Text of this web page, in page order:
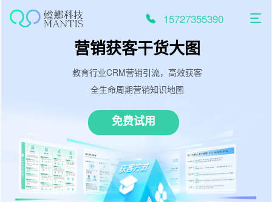
15727355390
营销获客干货大图
教育行业CRM营销引流，高效获客
全生命周期营销知识地图
免费试用